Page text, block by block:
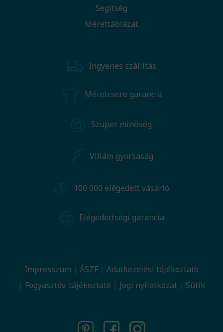
Segítség
Mérettáblázat
Ingyenes szállítás
Méretcsere garancia
Szuper minőség
Villám gyorsaság
100 000 elégedett vásárló
Elégedettségi garancia
Impresszum ÁSZF
Adatkezelési tájékoztató
Fogyasztóv. tájékoztató
Jogi nyilatkozat Sütik